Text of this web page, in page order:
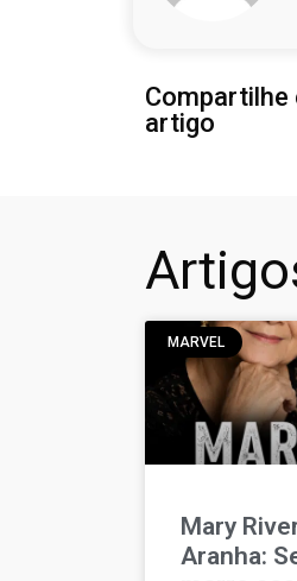
Compartilhe
artigo
MARVEL
Mary
Aranha: